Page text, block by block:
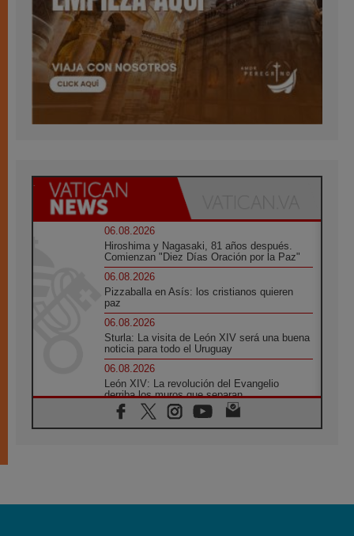
06.08.2026
Hiroshima y Nagasaki, 81 años después.
Comienzan "Diez Días Oración por la Paz"
06.08.2026
Pizzaballa en Asís: los cristianos quieren
paz
06.08.2026
Sturla: La visita de León XIV será una buena
noticia para todo el Uruguay
06.08.2026
León XIV: La revolución del Evangelio
derriba los muros que separan
06.08.2026
La Iglesia en Ceuta: caridad y esperanza
06.08.2026